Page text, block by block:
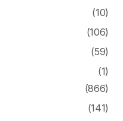
(10)
(106)
(59)
(1)
(866)
(141)